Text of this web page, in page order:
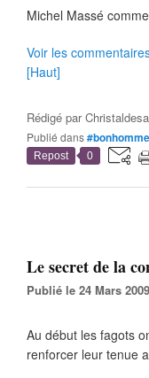
Michel Massé
Voir les
[Haut]
Rédigé par
Publié dans#bonhomme
Repost 0
Le secret de la
Publié le 24 Mars 2009
Au début les fagots
renforcer leur tenue